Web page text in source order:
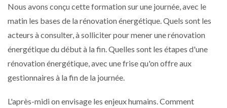
Nous avons conçu cette formation sur une journée, avec le
matin les bases de la rénovation énergétique. Quels sont les
acteurs à consulter, à solliciter pour mener une rénovation
énergétique du début à la fin. Quelles sont les étapes d'une
rénovation énergétique, avec une frise qu'on offre aux
gestionnaires à la fin de la journée.
L'après-midi on envisage les enjeux humains. Comment